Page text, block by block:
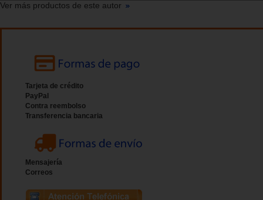
Ver más productos de este autor
Tarjeta de crédito
PayPal
Contra reembolso
Transferencia bancaria
Mensajería
Correos